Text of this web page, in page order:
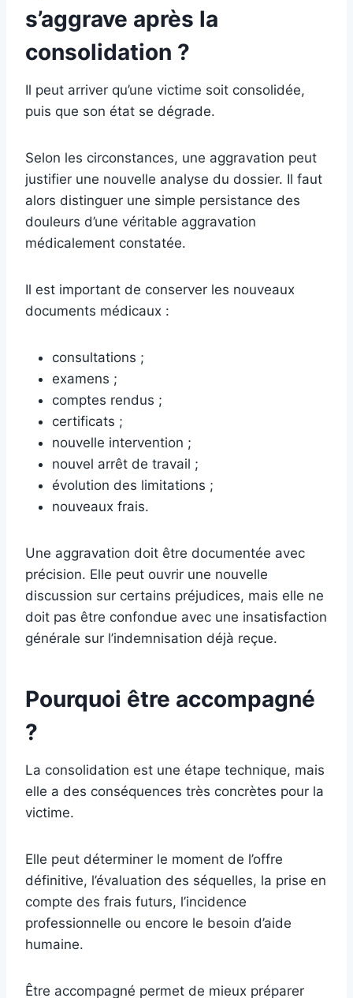
s’aggrave après la
consolidation ?
Il peut arriver qu’une victime soit consolidée,
puis que son état se dégrade.
Selon les circonstances, une aggravation peut
justifier une nouvelle analyse du dossier. Il faut
alors distinguer une simple persistance des
douleurs d’une véritable aggravation
médicalement constatée.
Il est important de conserver les nouveaux
documents médicaux :
consultations ;
examens ;
comptes rendus ;
certificats ;
nouvelle intervention ;
nouvel arrêt de travail ;
évolution des limitations ;
nouveaux frais.
Une aggravation doit être documentée avec
précision. Elle peut ouvrir une nouvelle
discussion sur certains préjudices, mais elle ne
doit pas être confondue avec une insatisfaction
générale sur l’indemnisation déjà reçue.
Pourquoi être accompagné
?
La consolidation est une étape technique, mais
elle a des conséquences très concrètes pour la
victime.
Elle peut déterminer le moment de l’offre
définitive, l’évaluation des séquelles, la prise en
compte des frais futurs, l’incidence
professionnelle ou encore le besoin d’aide
humaine.
Être accompagné permet de mieux préparer